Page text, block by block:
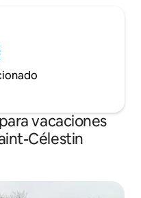
vacaciones
Célestin